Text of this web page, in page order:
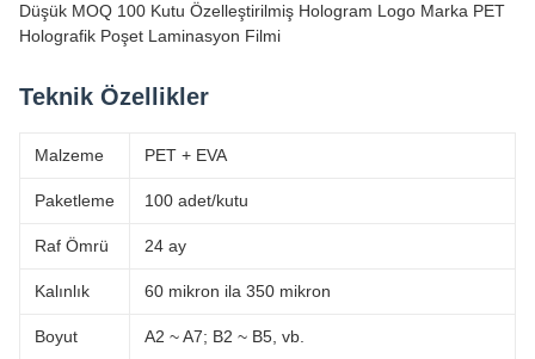
Düşük MOQ 100 Kutu Özelleştirilmiş Hologram Logo Marka PET
Holografik Poşet Laminasyon Filmi
Teknik Özellikler
Malzeme PET + EVA
Paketleme 100 adet/kutu
Raf Ömrü 24 ay
Kalınlık 60 mikron ila 350 mikron
Boyut A2 ~ A7; B2 ~ B5, vb.